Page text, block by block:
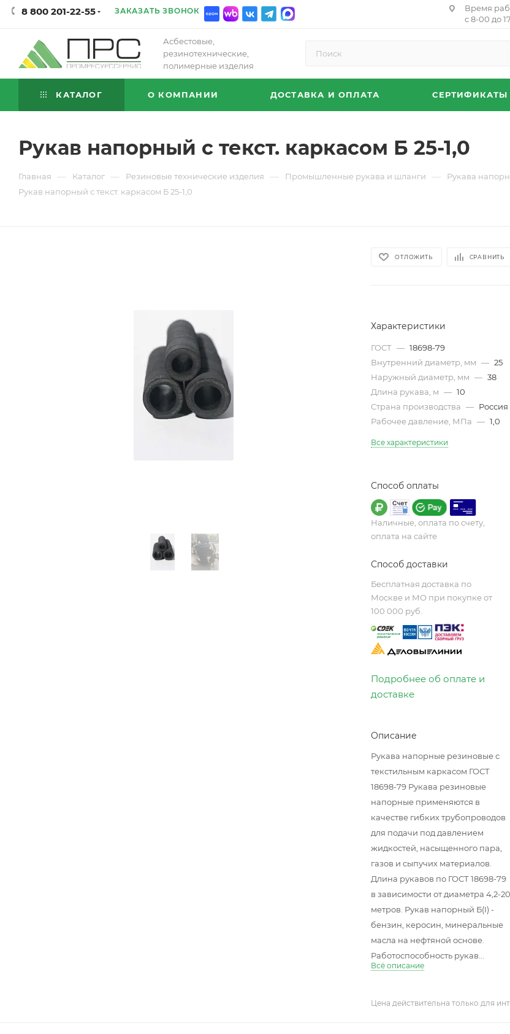
8 800 201-22-55 ЗАКАЗАТЬ ЗВОНОК
Время
с 8-00 до
Асбестовые,
резинотехнические,
полимерные изделия
КАТАЛОГ О КОМПАНИИ ДОСТАВКА И ОПЛАТА СЕРТИФИКАТЫ
Рукав напорный с текст. каркасом Б 25-1,0
Главная — Каталог — Резиновые технические изделия — Промышленные рукава и шланги — Рукава
Рукав напорный с текст. каркасом Б 25-1,0
ОТЛОЖИТЬ СРАВНИТЬ
Характеристики
ГОСТ — 18698-79
Внутренний диаметр, мм — 25
Наружный диаметр, мм — 38
Длина рукава, м — 10
Страна производства — Россия
Рабочее давление, МПа — 1,0
Все характеристики
Способ оплаты
Наличные, оплата по счету,
оплата на сайте
Способ доставки
Бесплатная доставка по
Москве и МО при покупке от
100 000 руб.
Подробнее об оплате и
доставке
Описание
Рукава напорные резиновые с
текстильным каркасом ГОСТ
18698-79 Рукава резиновые
напорные применяются в
качестве гибких трубопроводов
для подачи под давлением
жидкостей, насыщенного пара,
газов и сыпучих материалов.
Длина рукавов по ГОСТ 18698-79
в зависимости от диаметра 4,2-20
метров. Рукав напорный Б(I) -
бензин, керосин, минеральные
масла на нефтяной основе.
Работоспособность рукав...
Всё описание
Цена действительна только для